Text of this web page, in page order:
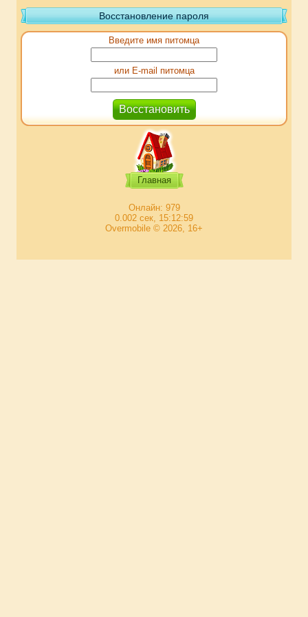
Восстановление пароля
Введите имя питомца
или E-mail питомца
Главная
Онлайн: 979
0.002 сек, 15:12:59
Overmobile © 2026, 16+